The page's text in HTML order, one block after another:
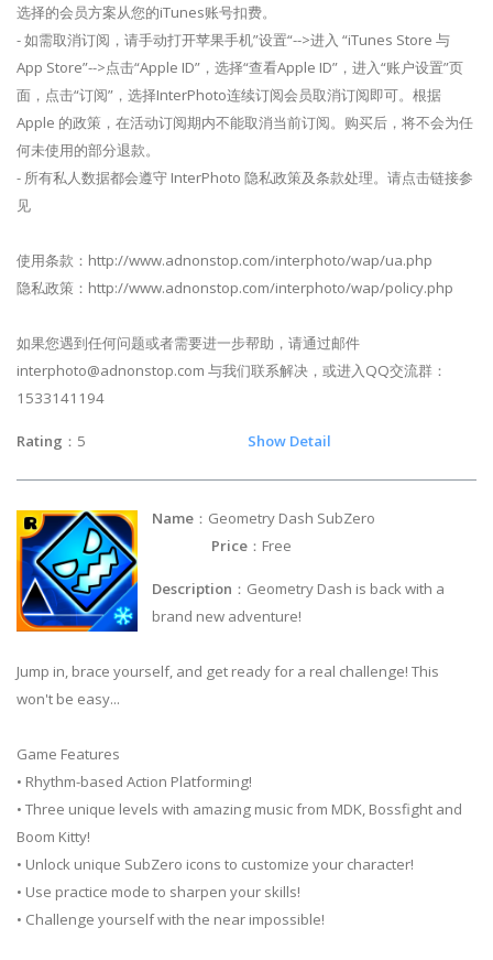
选择的会员方案从您的iTunes账号扣费。
- 如需取消订阅，请手动打开苹果手机”设置“-->进入 “iTunes Store 与
App Store”-->点击“Apple ID”，选择“查看Apple ID”，进入“账户设置”页
面，点击“订阅”，选择InterPhoto连续订阅会员取消订阅即可。根据
Apple 的政策，在活动订阅期内不能取消当前订阅。购买后，将不会为任
何未使用的部分退款。
- 所有私人数据都会遵守 InterPhoto 隐私政策及条款处理。请点击链接参
见
使用条款：http://www.adnonstop.com/interphoto/wap/ua.php
隐私政策：http://www.adnonstop.com/interphoto/wap/policy.php
如果您遇到任何问题或者需要进一步帮助，请通过邮件
interphoto@adnonstop.com 与我们联系解决，或进入QQ交流群：
1533141194
Rating ：5 Show Detail
Name ：Geometry Dash SubZero
Price ：Free
Description ：Geometry Dash is back with a
brand new adventure!
Jump in, brace yourself, and get ready for a real challenge! This
won't be easy...
Game Features
• Rhythm-based Action Platforming!
• Three unique levels with amazing music from MDK, Bossfight and
Boom Kitty!
• Unlock unique SubZero icons to customize your character!
• Use practice mode to sharpen your skills!
• Challenge yourself with the near impossible!